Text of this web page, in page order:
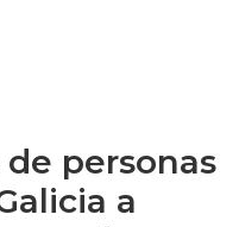
personas
a